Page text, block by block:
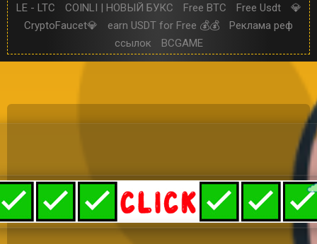
LE - LTC COINLI | НОВЫЙ БУКС Free BTC Free Usdt
💎
CryptoFaucet💎
earn USDT for Free 💰💰
Реклама реф
ссылок
BCGAME